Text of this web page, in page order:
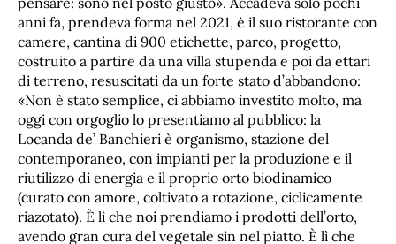
anni fa, prendeva forma nel 2021, è il suo ristorante con
camere, cantina di 900 etichette, parco, progetto,
costruito a partire da una villa stupenda e poi da ettari
di terreno, resuscitati da un forte stato d’abbandono:
«Non è stato semplice, ci abbiamo investito molto, ma
oggi con orgoglio lo presentiamo al pubblico: la
Locanda de’ Banchieri è organismo, stazione del
contemporaneo, con impianti per la produzione e il
riutilizzo di energia e il proprio orto biodinamico
(curato con amore, coltivato a rotazione, ciclicamente
riazotato). È lì che noi prendiamo i prodotti dell’orto,
avendo gran cura del vegetale sin nel piatto. È lì che